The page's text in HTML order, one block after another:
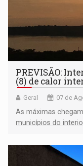
PREVISÃO:
(8) de calor
Geral 07 de
As máximas
municípios do